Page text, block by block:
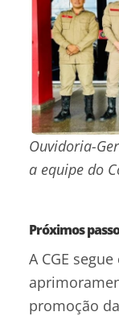
Ouvidoria-
a equipe do
Próximos
A CGE
promoção